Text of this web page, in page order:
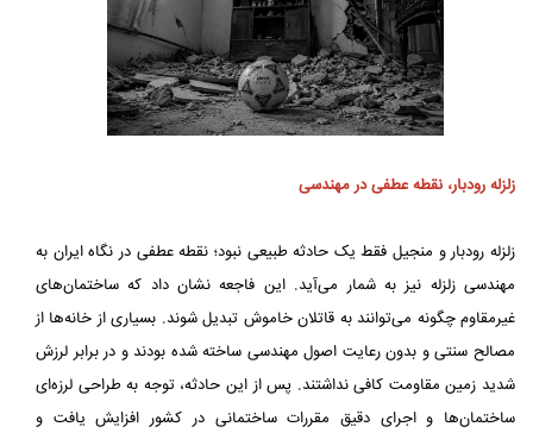
زلزله رودبار، نقطه عطفی در مهندسی
زلزله رودبار و منجیل فقط یک حادثه طبیعی نبود؛ نقطه عطفی در نگاه ایران به
مهندسی زلزله نیز به شمار می‌آید. این فاجعه نشان داد که ساختمان‌های
غیرمقاوم چگونه می‌توانند به قاتلان خاموش تبدیل شوند. بسیاری از خانه‌ها از
مصالح سنتی و بدون رعایت اصول مهندسی ساخته شده بودند و در برابر لرزش
شدید زمین مقاومت کافی نداشتند. پس از این حادثه، توجه به طراحی لرزه‌ای
ساختمان‌ها و اجرای دقیق مقررات ساختمانی در کشور افزایش یافت و